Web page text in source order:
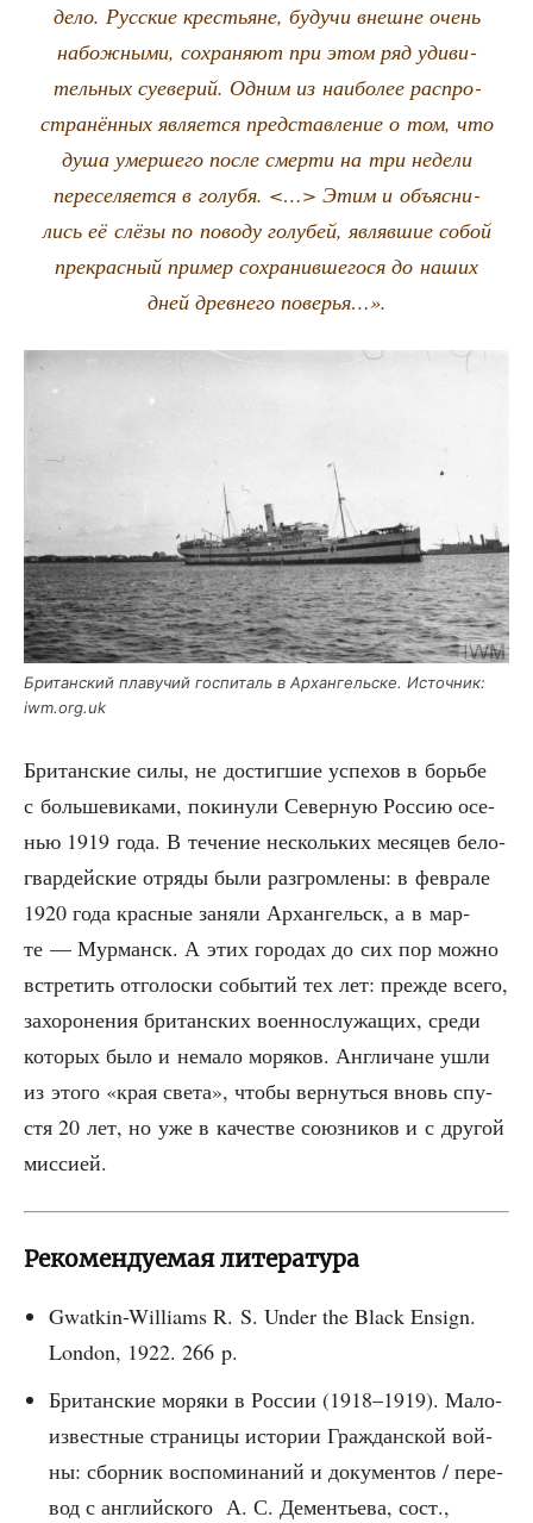
дело. Рус­ские кре­стьяне, будучи внешне очень
набож­ны­ми, сохра­ня­ют при этом ряд уди­ви­
тель­ных суе­ве­рий. Одним из наи­бо­лее рас­про­
стра­нён­ных явля­ет­ся пред­став­ле­ние о том, что
душа умер­ше­го после смер­ти на три неде­ли
пере­се­ля­ет­ся в голу­бя. <…> Этим и объ­яс­ни­
лись её слё­зы по пово­ду голу­бей, являв­шие собой
пре­крас­ный при­мер сохра­нив­ше­го­ся до наших
дней древ­не­го поверья…».
Бри­тан­ский пла­ву­чий гос­пи­таль в Архан­гель­ске. Источ­ник:
iwm.org.uk
Бри­тан­ские силы, не достиг­шие успе­хов в борь­бе
с боль­ше­ви­ка­ми, поки­ну­ли Север­ную Рос­сию осе­
нью 1919 года. В тече­ние несколь­ких меся­цев бело­
гвар­дей­ские отря­ды были раз­гром­ле­ны: в фев­ра­ле
1920 года крас­ные заня­ли Архан­гельск, а в мар­
те — Мур­манск. А этих горо­дах до сих пор мож­но
встре­тить отго­лос­ки собы­тий тех лет: преж­де все­го,
захо­ро­не­ния бри­тан­ских воен­но­слу­жа­щих, сре­ди
кото­рых было и нема­ло моря­ков. Англи­чане ушли
из это­го «края све­та», что­бы вер­нуть­ся вновь спу­
стя 20 лет, но уже в каче­стве союз­ни­ков и с дру­гой
миссией.
Рекомендуемая литература
Gwatkin-Williams R. S. Under the Black Ensign.
London, 1922. 266 p.
Бри­тан­ские моря­ки в Рос­сии (1918–1919). Мало­
из­вест­ные стра­ни­цы исто­рии Граж­дан­ской вой­
ны: сбор­ник вос­по­ми­на­ний и доку­мен­тов / пере­
вод с англий­ско­го А. С. Демен­тье­ва, сост.,